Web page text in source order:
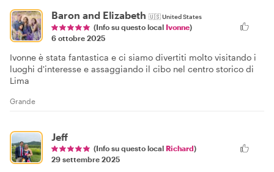
Baron and Elizabeth 🇺🇸United States
(Info su questo local Ivonne)
6 ottobre 2025
Ivonne è stata fantastica e ci siamo divertiti molto visitando i
luoghi d'interesse e assaggiando il cibo nel centro storico di
Lima
Grande
Jeff
(Info su questo local Richard)
29 settembre 2025